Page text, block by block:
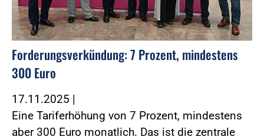
Forderungsverkündung: 7 Prozent, mindestens
300 Euro
17.11.2025 |
Eine Tariferhöhung von 7 Prozent, mindestens
aber 300 Euro monatlich. Das ist die zentrale